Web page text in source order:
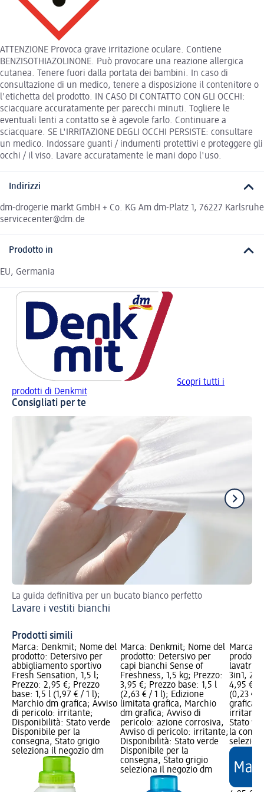
ATTENZIONE Provoca grave irritazione oculare. Contiene
BENZISOTHIAZOLINONE. Può provocare una reazione allergica
cutanea. Tenere fuori dalla portata dei bambini. In caso di
consultazione di un medico, tenere a disposizione il contenitore o
l'etichetta del prodotto. IN CASO DI CONTATTO CON GLI OCCHI:
sciacquare accuratamente per parecchi minuti. Togliere le
eventuali lenti a contatto se è agevole farlo. Continuare a
sciacquare. SE L'IRRITAZIONE DEGLI OCCHI PERSISTE: consultare
un medico. Indossare guanti / indumenti protettivi e proteggere gli
occhi / il viso. Lavare accuratamente le mani dopo l'uso.
Indirizzi
dm-drogerie markt GmbH + Co. KG Am dm-Platz 1, 76227 Karlsruhe
servicecenter@dm.de
Prodotto in
EU, Germania
Scopri tutti i
prodotti di Denkmit
Consigliati per te
La guida definitiva per un bucato bianco perfetto
Lavare i vestiti bianchi
Prodotti simili
Marca: Denkmit; Nome del
prodotto: Detersivo per
abbigliamento sportivo
Fresh Sensation, 1,5 l;
Prezzo: 2,95 €; Prezzo
base: 1,5 l (1,97 € / 1 l);
Marchio dm grafica; Avviso
di pericolo: irritante;
Disponibilità: Stato verde
Disponibile per la
consegna, Stato grigio
seleziona il negozio dm
Marca: Denkmit; Nome del
prodotto: Detersivo per
capi bianchi Sense of
Freshness, 1,5 kg; Prezzo:
3,95 €; Prezzo base: 1,5 l
(2,63 € / 1 l); Edizione
limitata grafica, Marchio
dm grafica; Avviso di
pericolo: azione corrosiva,
Avviso di pericolo: irritante;
Disponibilità: Stato verde
Disponibile per la
consegna, Stato grigio
seleziona il negozio dm
Marca:
3in1, 22
4,95 €;
(0,23 € /
grafica;
Stato
la